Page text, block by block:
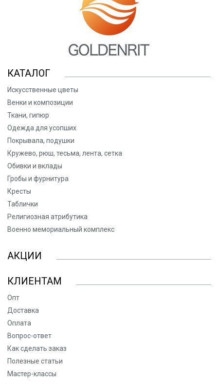
КАТАЛОГ
Искусственные цветы
Венки и композиции
Ткани, гипюр
Одежда для усопших
Покрывала, подушки
Кружево, рюш, тесьма, лента, сетка
Обивки и вклады
Гробы и фурнитура
Кресты
Таблички
Религиозная атрибутика
Военно мемориальный комплекс
АКЦИИ
КЛИЕНТАМ
Опт
Доставка
Оплата
Вопрос-ответ
Как сделать заказ
Полезные статьи
Мастер-классы